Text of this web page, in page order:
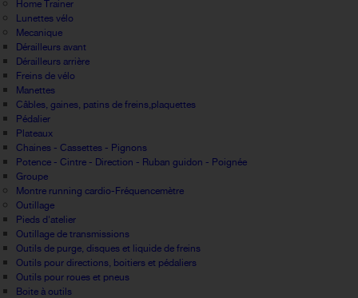
Home Trainer
Lunettes vélo
Mecanique
Dérailleurs avant
Dérailleurs arrière
Freins de vélo
Manettes
Câbles, gaines, patins de freins,plaquettes
Pédalier
Plateaux
Chaines - Cassettes - Pignons
Potence - Cintre - Direction - Ruban guidon - Poignée
Groupe
Montre running cardio-Fréquencemètre
Outillage
Pieds d'atelier
Outillage de transmissions
Outils de purge, disques et liquide de freins
Outils pour directions, boitiers et pédaliers
Outils pour roues et pneus
Boite à outils